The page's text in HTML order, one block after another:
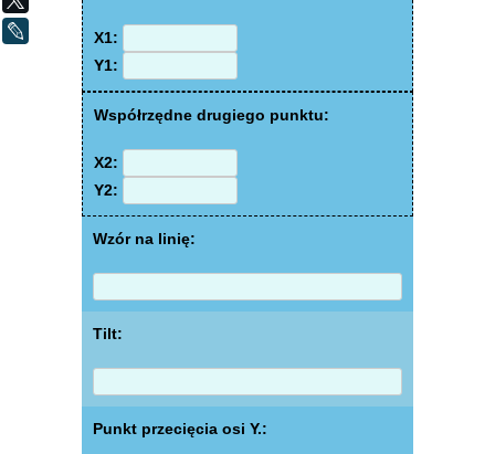
X1:
Y1:
Współrzędne drugiego punktu:
X2:
Y2:
Wzór na linię:
Tilt:
Punkt przecięcia osi Y.:
LiveJournal